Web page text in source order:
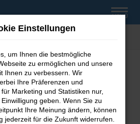
MENÜ
Error
Fehler aufgetreten.
Tipps, die dir helfen können:
Einstellungen
um Ihnen die bestmögliche
zu ermöglichen und unsere
Ihnen zu verbessern. Wir
Ihre Präferenzen und
Marketing und Statistiken nur,
geben. Wenn Sie zu
Ihre Meinung ändern, können
jederzeit für die Zukunft widerrufen.